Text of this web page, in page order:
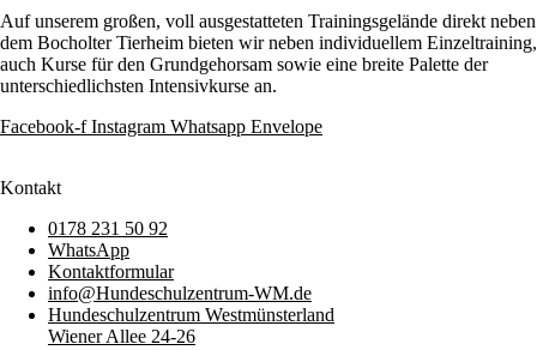
Auf unserem großen, voll ausgestatteten Trainingsgelände direkt neben
dem Bocholter Tierheim bieten wir neben individuellem Einzeltraining,
auch Kurse für den Grundgehorsam sowie eine breite Palette der
unterschiedlichsten Intensivkurse an.
Facebook-f Instagram Whatsapp Envelope
Kontakt
0178 231 50 92
WhatsApp
Kontaktformular
info@Hundeschulzentrum-WM.de
Hundeschulzentrum Westmünsterland
Wiener Allee 24-26